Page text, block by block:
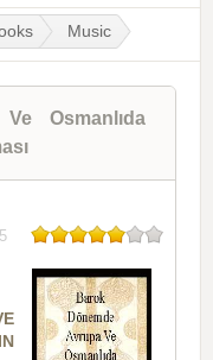
Music
Osmanlıda
5